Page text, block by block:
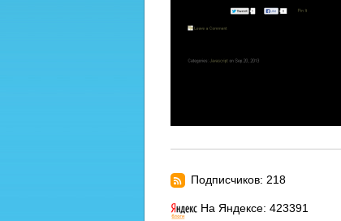
Подписчиков: 218
На Яндексе: 423391